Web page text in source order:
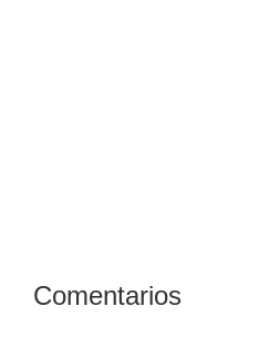
Comentarios